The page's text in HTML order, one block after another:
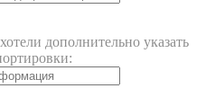
дополнительно указать